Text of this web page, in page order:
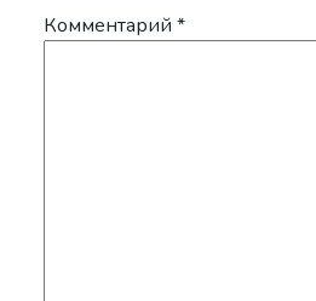
Комментарий *